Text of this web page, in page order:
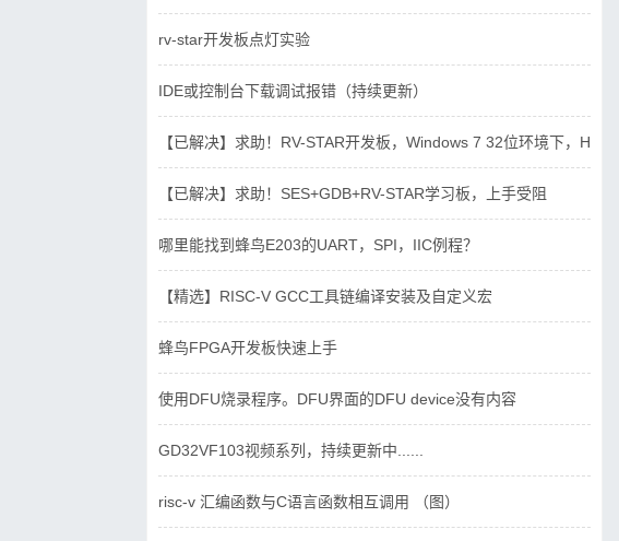
rv-star开发板点灯实验
IDE或控制台下载调试报错（持续更新）
【已解决】求助！RV-STAR开发板，Windows 7 32位环境下，
【已解决】求助！SES+GDB+RV-STAR学习板，上手受阻
哪里能找到蜂鸟E203的UART，SPI，IIC例程？
【精选】RISC-V GCC工具链编译安装及自定义宏
蜂鸟FPGA开发板快速上手
使用DFU烧录程序。DFU界面的DFU device没有内容
GD32VF103视频系列，持续更新中......
risc-v 汇编函数与C语言函数相互调用 （图）